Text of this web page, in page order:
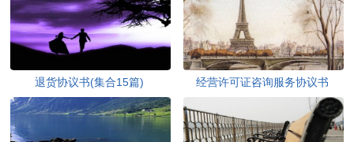
退货协议书(集合15篇) 经营许可证咨询服务协议书